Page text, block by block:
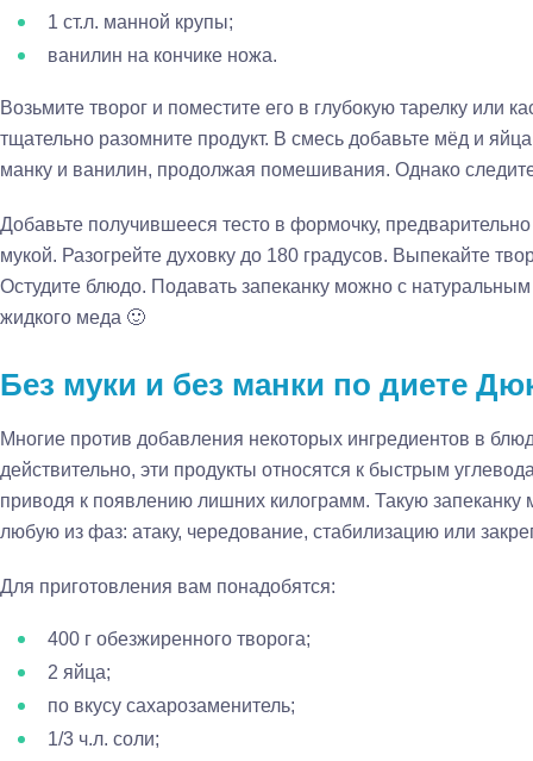
1 ст.л. манной крупы;
ванилин на кончике ножа.
Возьмите творог и поместите его в глубокую тарелку или
тщательно разомните продукт. В смесь добавьте мёд и
манку и ванилин, продолжая помешивания. Однако
Добавьте получившееся тесто в формочку,
мукой. Разогрейте духовку до 180 градусов. Выпекайте
Остудите блюдо. Подавать запеканку можно с
жидкого меда 🙂
Без муки и без манки по диете
Многие против добавления некоторых ингредиентов в
действительно, эти продукты относятся к быстрым
приводя к появлению лишних килограмм. Такую запеканку
любую из фаз: атаку, чередование, стабилизацию или
Для приготовления вам понадобятся:
400 г обезжиренного творога;
2 яйца;
по вкусу сахарозаменитель;
1/3 ч.л. соли;